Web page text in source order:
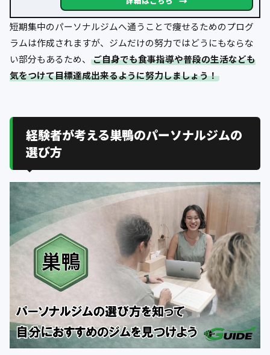
短期集中のパーソナルジムへ通うことで痩せるためのプログ
ラムは作成されますが、ジムだけの努力ではどうにもならな
い部分もあるため、
ご自身でも食事指導や普段の生活なども
気をつけて目標達成出来るように努力しましょう！
経験者が考える巣鴨のパーソナルジムの
選び方